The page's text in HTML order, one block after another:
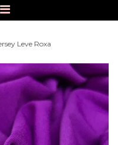
Leve Roxa